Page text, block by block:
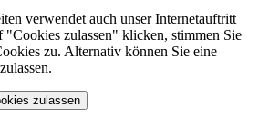
verwendet auch unser Internetauftritt
"Cookies zulassen" klicken, stimmen Sie
zu. Alternativ können Sie eine
zulassen